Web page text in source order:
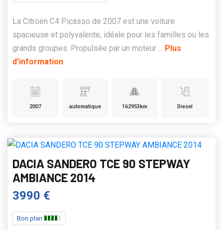
La Citroën C4 Picasso de 2007 est une voiture
spacieuse et polyvalente, idéale pour les familles ou les
grands groupes. Propulsée par un moteur ... Plus
d'information
2007 automatique 162953km Diesel
DACIA SANDERO TCE 90 STEPWAY
AMBIANCE 2014
3990 €
Bon plan